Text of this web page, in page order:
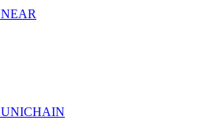
NEAR
UNICHAIN